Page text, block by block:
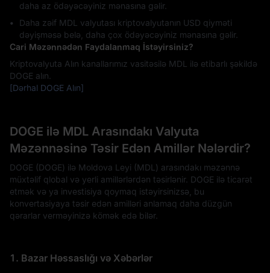
daha az ödəyəcəyiniz mənasına gəlir.
Daha zəif MDL valyutası kriptovalyutanın USD qiyməti
dəyişməsə belə, daha çox ödəyəcəyiniz mənasına gəlir.
Cari Məzənnədən Faydalanmaq İstəyirsiniz?
Kriptovalyuta Alın kanallarımız vasitəsilə MDL ilə etibarlı şəkildə
DOGE alın.
[Dərhal DOGE Alın]
DOGE ilə MDL Arasındakı Valyuta
Məzənnəsinə Təsir Edən Amillər Nələrdir?
DOGE (DOGE) ilə Moldova Leyi (MDL) arasındakı məzənnə
müxtəlif qlobal və yerli amillərlərdən təsirlənir. DOGE ilə ticarət
etmək və ya investisiya qoymaq istəyirsinizsə, bu
konvertasiyaya təsir edən amilləri anlamaq daha düzgün
qərarlar verməyinizə kömək edə bilər.
1. Bazar Həssaslığı və Xəbərlər